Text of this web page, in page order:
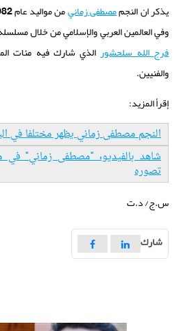
يذكر ان النجممصطفى زماني
وفي العالمين العربي والإسلامي من خلال
فرج الله سلحشور الذي شارك فيه مئات
والفنيين.
إقرأ المزيد:
النجم مصطفى زماني يظهر مختلفا في
شاهد بالفيديو: "مصطفى زماني"
تصوره
س.ج/ د.ت
شارك